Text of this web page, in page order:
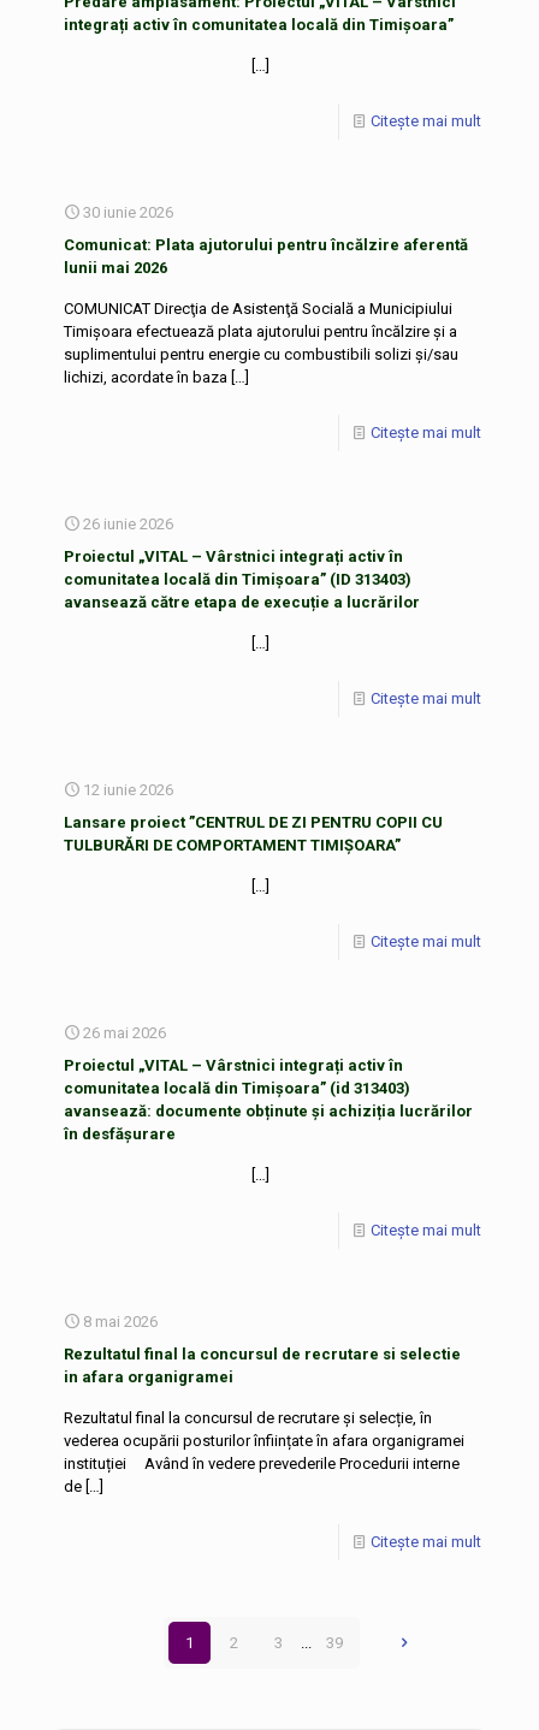
integrați activ în comunitatea locală din Timișoara”
[…]
Citește mai mult
30 iunie 2026
Comunicat: Plata ajutorului pentru încălzire aferentă
lunii mai 2026
COMUNICAT Direcţia de Asistenţă Socială a Municipiului
Timişoara efectuează plata ajutorului pentru încălzire și a
suplimentului pentru energie cu combustibili solizi şi/sau
lichizi, acordate în baza […]
Citește mai mult
26 iunie 2026
Proiectul „VITAL – Vârstnici integrați activ în
comunitatea locală din Timișoara” (ID 313403)
avansează către etapa de execuție a lucrărilor
[…]
Citește mai mult
12 iunie 2026
Lansare proiect ”CENTRUL DE ZI PENTRU COPII CU
TULBURĂRI DE COMPORTAMENT TIMIȘOARA”
[…]
Citește mai mult
26 mai 2026
Proiectul „VITAL – Vârstnici integrați activ în
comunitatea locală din Timișoara” (id 313403)
avansează: documente obținute și achiziția lucrărilor
în desfășurare
[…]
Citește mai mult
8 mai 2026
Rezultatul final la concursul de recrutare si selectie
in afara organigramei
Rezultatul final la concursul de recrutare și selecție, în
vederea ocupării posturilor înființate în afara organigramei
instituției Având în vedere prevederile Procedurii interne
de […]
Citește mai mult
1 2 3 ... 39